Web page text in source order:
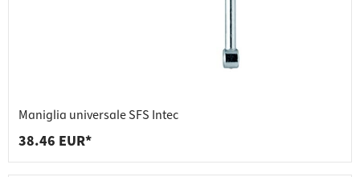
Maniglia universale SFS Intec
38.46 EUR*